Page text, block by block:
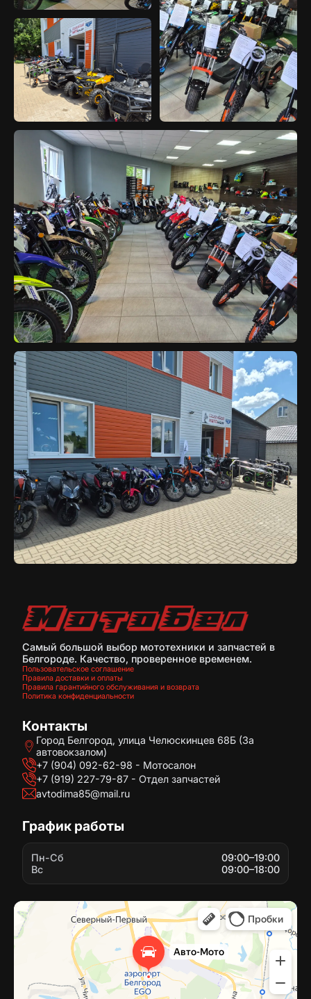
Самый большой выбор мототехники и запчастей в
Белгороде. Качество, проверенное временем.
Пользовательское соглашение
Правила доставки и оплаты
Правила гарантийного обслуживания и возврата
Политика конфиденциальности
Контакты
Город Белгород, улица Челюскинцев 68Б (За
автовокзалом)
+7 (904) 092-62-98 - Мотосалон
+7 (919) 227-79-87 - Отдел запчастей
avtodima85@mail.ru
График работы
Пн-Сб
09:00–19:00
Вс
09:00–18:00